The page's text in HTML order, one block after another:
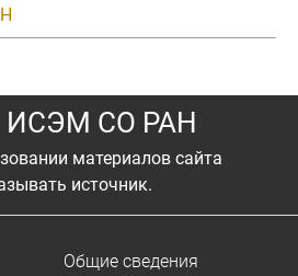
ИСЭМ СО РАН
материалов сайта
источник.
Общие сведения